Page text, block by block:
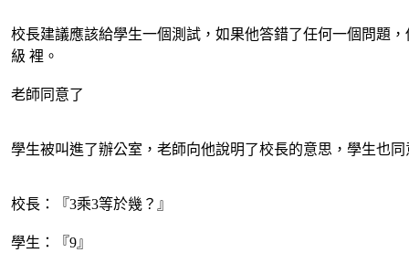
校長建議應該給學生一個測試，如果他答錯了任何一個問題
級 裡。
老師同意了
學生被叫進了辦公室，老師向他說明了校長的意思，學生也同
校長：『3乘3等於幾？』
學生：『9』